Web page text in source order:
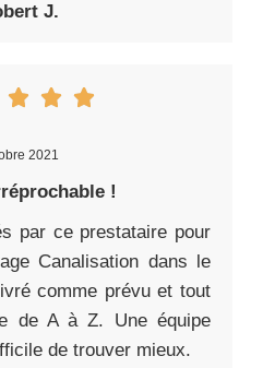
J.
2021
!
par ce prestataire pour
Canalisation dans le
comme prévu et tout
de A à Z. Une équipe
de trouver mieux.